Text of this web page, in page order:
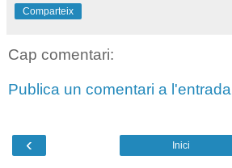
Comparteix
Cap comentari:
Publica un comentari a l'entrada
‹ Inici